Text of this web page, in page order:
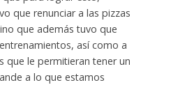
que renunciar a las pizzas
que además tuvo que
así como a
que le permitieran tener un
a lo que estamos